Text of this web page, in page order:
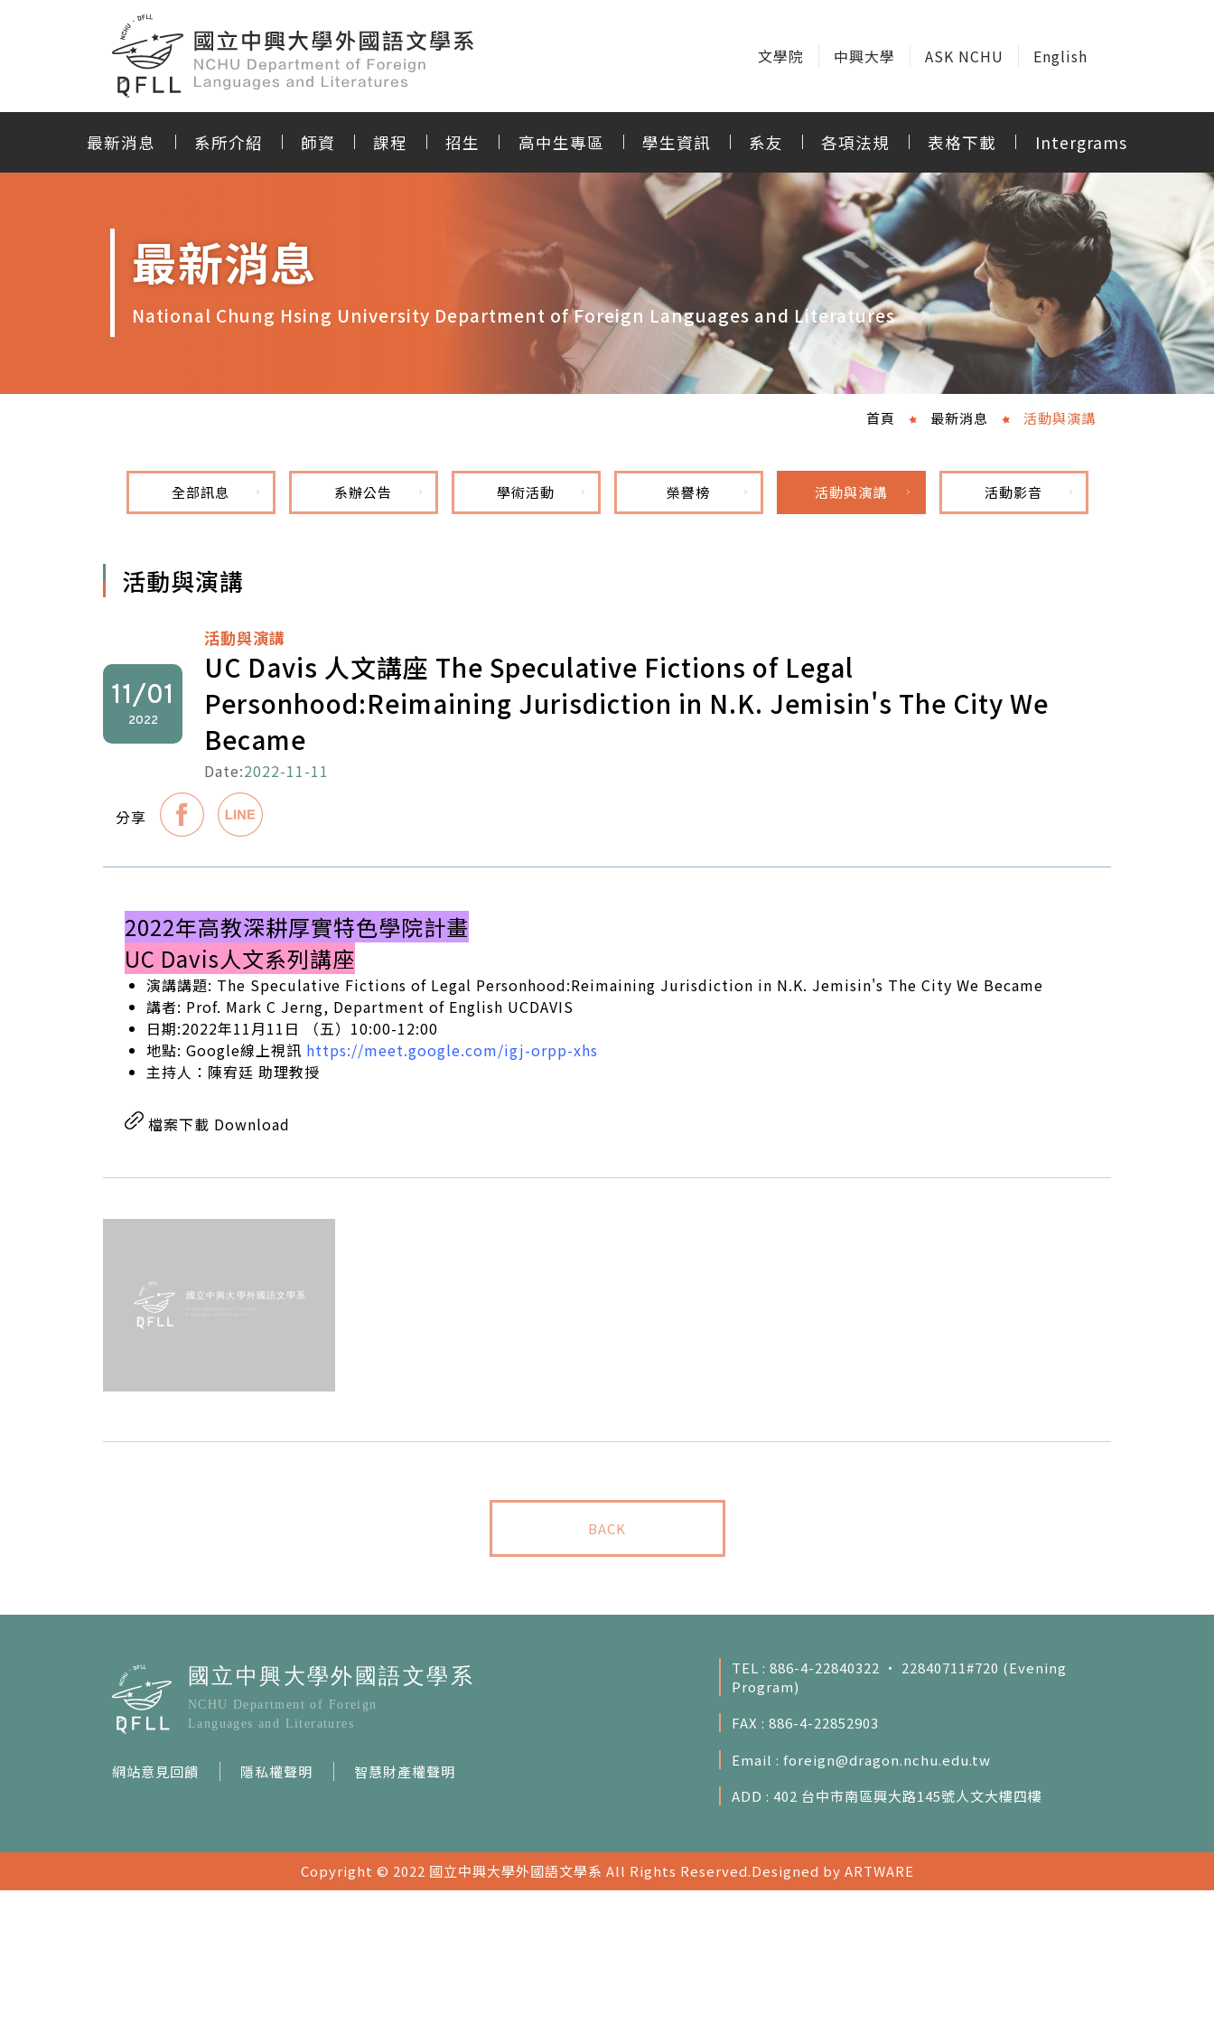
文學院 中興大學 ASK NCHU English
最新消息 系所介紹 師資 課程 招生 高中生專區 學生資訊 系友 各項法規 表格下載 Intergrams
最新消息
National Chung Hsing University Department of Foreign Languages and Literatures
首頁 最新消息 活動與演講
全部訊息 系辦公告 學術活動 榮譽榜 活動與演講 活動影音
活動與演講
11/01
2022
活動與演講
UC Davis 人文講座 The Speculative Fictions of Legal
Personhood:Reimaining Jurisdiction in N.K. Jemisin's The City We
Became
Date:2022-11-11
分享
2022年高教深耕厚實特色學院計畫
UC Davis人文系列講座
演講講題: The Speculative Fictions of Legal Personhood:Reimaining Jurisdiction in N.K. Jemisin's The City We Became
講者: Prof. Mark C Jerng, Department of English UCDAVIS
日期:2022年11月11日 （五）10:00-12:00
地點: Google線上視訊 https://meet.google.com/igj-orpp-xhs
主持人：陳宥廷 助理教授
檔案下載 Download
FAX : 886-4-22852903